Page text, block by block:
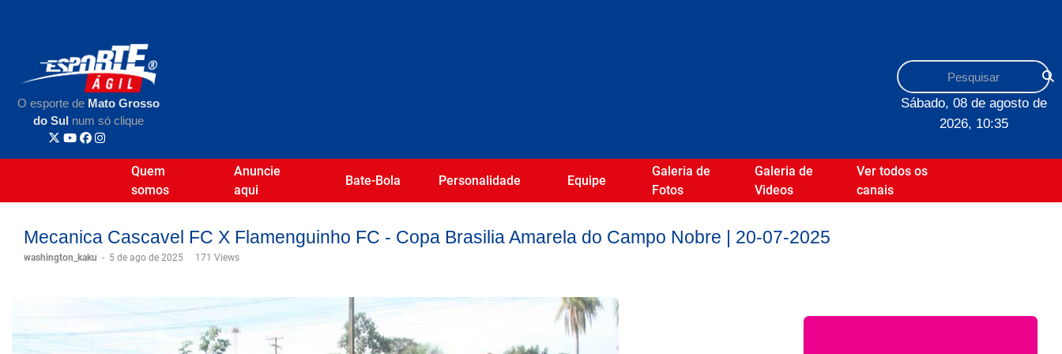
O esporte de Mato Grosso
do Sul num só clique
Sábado, 08 de agosto de
2026, 10:35
Quem
somos
Anuncie
aqui
Bate-Bola Personalidade Equipe
Galeria de
Fotos
Galeria de
Videos
Ver todos os
canais
Mecanica Cascavel FC X Flamenguinho FC - Copa Brasilia Amarela do Campo Nobre | 20-07-2025
washington_kaku - 5 de ago de 2025 171 Views